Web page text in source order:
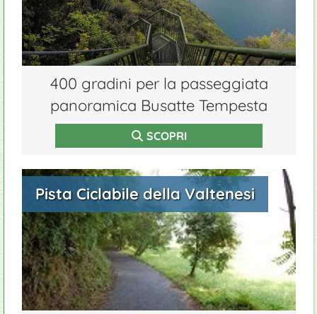
400 gradini per la passeggiata
panoramica Busatte Tempesta
SCOPRI
Pista Ciclabile della Valtenesi